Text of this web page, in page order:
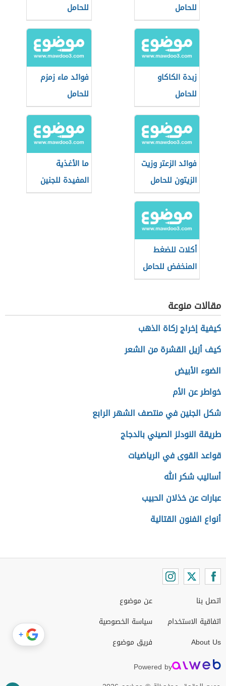
للحامل
للحامل
زبدة الكاكاو
للحامل
فوائد ماء زمزم
للحامل
فوائد الزعتر وزيت
الزيتون للحامل
ما الأغذية
المفيدة للجنين
أكلات للضغط
المنخفض للحامل
مقالات منوعة
كيفية إخراج زكاة الذهب
كيف أزيل القشرة من الشعر
الضوء الأبيض
خواطر عن الأم
شكل الجنين في منتصف الشهر الرابع
طريقة النودلز الصيني بالدجاج
قواعد القوى في الرياضيات
أساليب شكر الله
عبارات عن خذلان الحبيب
أنواع الفنون القتالية
اتصل بنا
اتفاقية الاستخدام
About Us
عن موضوع
سياسة الخصوصية
فريق موضوع
Powered by
+